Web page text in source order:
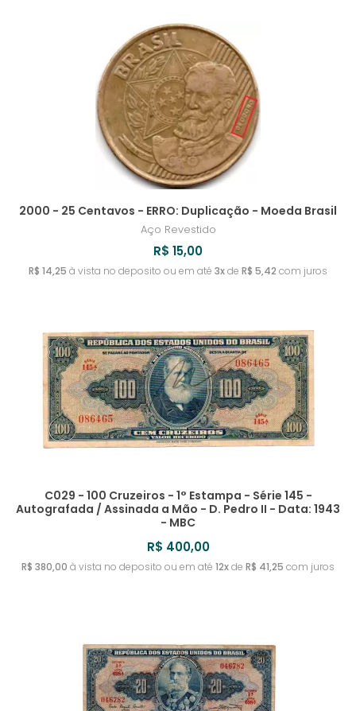
2000 - 25 Centavos - ERRO: Duplicação - Moeda Brasil
Aço Revestido
R$ 15,00
R$ 14,25 à vista no deposito ou em até 3xde R$ 5,42 com juros
C029 - 100 Cruzeiros - 1° Estampa - Série 145 -
Autografada / Assinada a Mão - D. Pedro II - Data: 1943
- MBC
R$ 400,00
R$ 380,00 à vista no deposito ou em até 12xde R$ 41,25 com juros